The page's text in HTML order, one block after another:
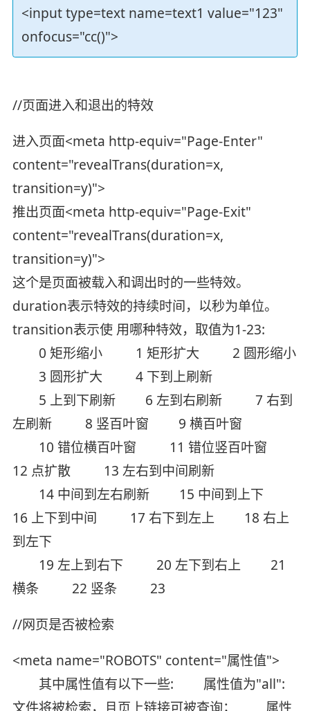
<input type=text name=text1 value="123"
onfocus="cc()">
//页面进入和退出的特效
进入页面<meta http-equiv="Page-Enter"
content="revealTrans(duration=x,
transition=y)">
推出页面<meta http-equiv="Page-Exit"
content="revealTrans(duration=x,
transition=y)">
这个是页面被载入和调出时的一些特效。
duration表示特效的持续时间，以秒为单位。
transition表示使 用哪种特效，取值为1-23:
0 矩形缩小 1 矩形扩大 2 圆形缩小
3 圆形扩大 4 下到上刷新
5 上到下刷新 6 左到右刷新 7 右到
左刷新 8 竖百叶窗 9 横百叶窗
10 错位横百叶窗 11 错位竖百叶窗
12 点扩散 13 左右到中间刷新
14 中间到左右刷新 15 中间到上下
16 上下到中间 17 右下到左上 18 右上
到左下
19 左上到右下 20 左下到右上 21
横条 22 竖条 23
//网页是否被检索
<meta name="ROBOTS" content="属性值">
其中属性值有以下一些: 属性值为"all":